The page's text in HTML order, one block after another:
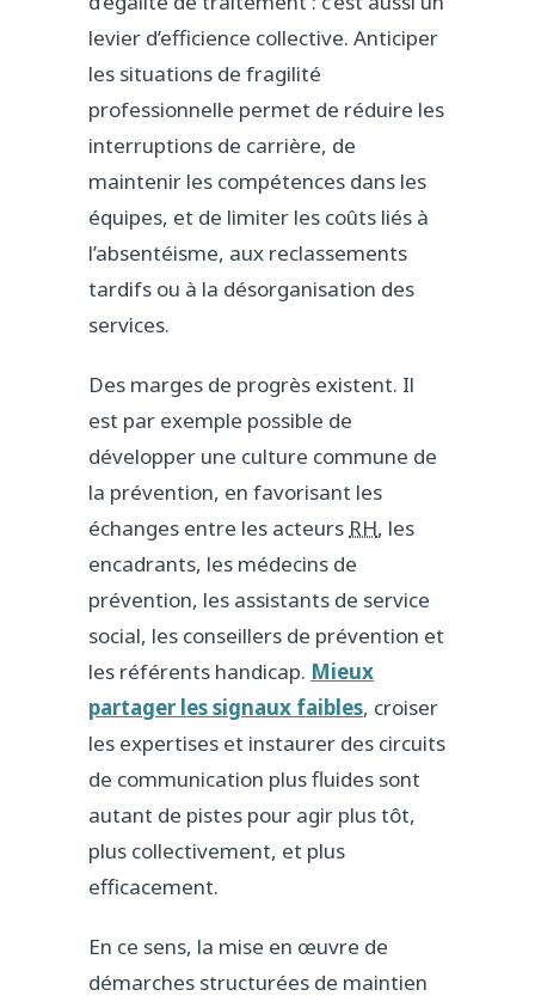
levier d’efficience collective. Anticiper
les situations de fragilité
professionnelle permet de réduire les
interruptions de carrière, de
maintenir les compétences dans les
équipes, et de limiter les coûts liés à
l’absentéisme, aux reclassements
tardifs ou à la désorganisation des
services.
Des marges de progrès existent. Il
est par exemple possible de
développer une culture commune de
la prévention, en favorisant les
échanges entre les acteurs RH, les
encadrants, les médecins de
prévention, les assistants de service
social, les conseillers de prévention et
les référents handicap. Mieux
partager les signaux faibles, croiser
les expertises et instaurer des circuits
de communication plus fluides sont
autant de pistes pour agir plus tôt,
plus collectivement, et plus
efficacement.
En ce sens, la mise en œuvre de
démarches structurées de maintien